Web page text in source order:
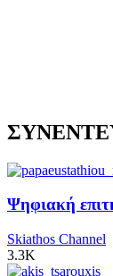
Ψηφιακή
Skiathos Channel
3.3K